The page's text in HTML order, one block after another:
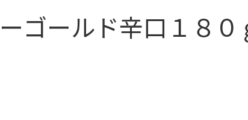
ゴールド辛口１８０